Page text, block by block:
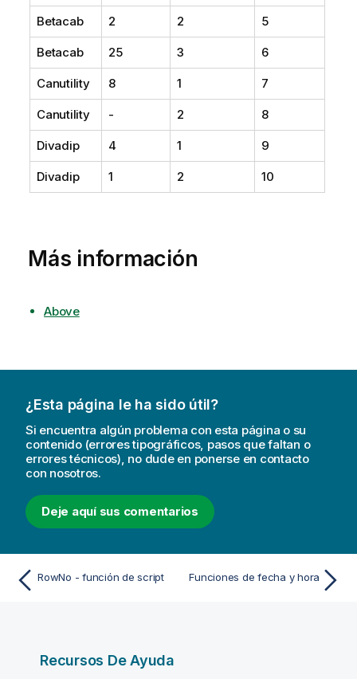
Betacab 2 2 5
Betacab 25 3 6
Canutility 8 1 7
Canutility - 2 8
Divadip 4 1 9
Divadip 1 2 10
Más información
Above
¿Esta página le ha sido útil?
Si encuentra algún problema con esta página o su
contenido (errores tipográficos, pasos que faltan o
errores técnicos), no dude en ponerse en contacto
con nosotros.
Deje aquí sus comentarios
RowNo - función de script Funciones de fecha y hora
Recursos De Ayuda